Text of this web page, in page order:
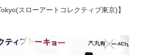
スローアートコレクティブ東京)】